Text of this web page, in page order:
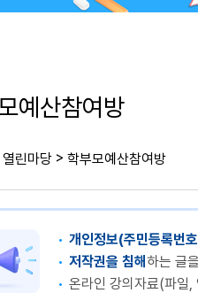
예산참여방
열린마당 > 학부모예산참여방
개인정보(주민등록번
저작권을 침해하는 글
온라인 강의자료(파일,